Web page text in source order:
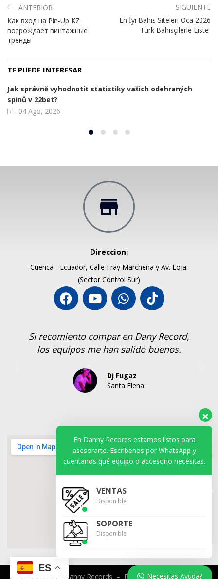
ANTERIOR
Как вход на Pin-Up KZ
возрождает винтажные
тренды
SIGUIENTE
En İyi Bahis Siteleri Oca 2026
Türk Bahisçilerle Liste ️
TE PUEDE INTERESAR
Jak správně vyhodnotit statistiky vašich odehraných
spinů v 22bet?
04 Ago, 2026
Direccion:
Cuenca - Ecuador, Calle Fray Marchena y Av. Loja.
(Sector Control Sur)
Si recomiento compar en Dany Record,
los equipos me han salido buenos.
Dj Fugaz
Santa Elena.
Copyright 2025 Danny Records – Desarrollado por VENTAX
ES
En Danny Records estamos listos para
asesorarte. Escríbenos por WhatsApp y
cuéntanos qué equipo o accesorio necesitas.
VENTAS
Disponible
SOPORTE
Disponible
Necesitas Ayuda?